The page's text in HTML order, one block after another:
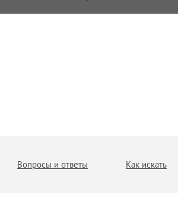
Вопросы и ответы Как искать